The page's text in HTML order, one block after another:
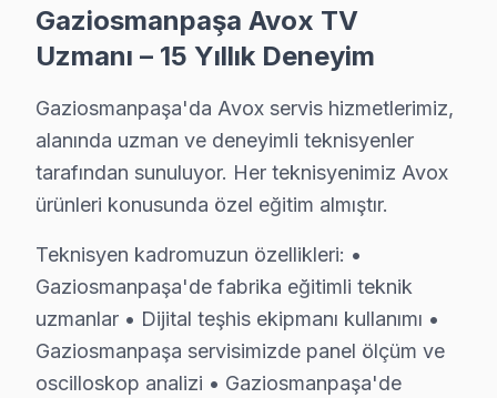
Kart Düzeyinde Teknik onarım: Ana kart, güç kartı
Smart televizyon Platform Sorunları: TV ve
» Gaziosmanpaşa genelinde mobil servis ekibimizle
Şeffaf Fiyatlandırma ve Müşteri Memnuniyeti
Servis sürecinin başından sonuna kadar şeffaf fiyat
Ücretsiz Arıza Tespiti: Gaziosmanpaşa'de arıza
Şeffaf Fiyat Teklifi: Hangi bileşenlerin değişeceğini,
Garantili Servis Avantajı: 6 ay-2 yıl garanti ile aynı
» Basit arızalarda aynı gün servis tamamlanır.
Gaziosmanpaşa Avox TV
Uzmanı – 15 Yıllık Deneyim
Gaziosmanpaşa'da Avox servis hizmetlerimiz,
alanında uzman ve deneyimli teknisyenler
tarafından sunuluyor. Her teknisyenimiz Avox
ürünleri konusunda özel eğitim almıştır.
Teknisyen kadromuzun özellikleri: •
Gaziosmanpaşa'de fabrika eğitimli teknik
uzmanlar • Dijital teşhis ekipmanı kullanımı •
Gaziosmanpaşa servisimizde panel ölçüm ve
oscilloskop analizi • Gaziosmanpaşa'de